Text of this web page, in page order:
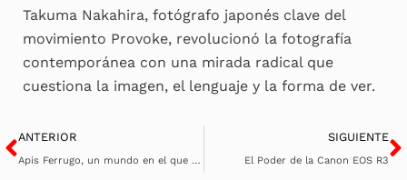
Takuma Nakahira, fotógrafo japonés clave del
movimiento Provoke, revolucionó la fotografía
contemporánea con una mirada radical que
cuestiona la imagen, el lenguaje y la forma de ver.
Ant
ANTERIOR
Apis Ferrugo, un mundo en el que la realidad se transforma – Ada Colocho
SIGUIENTE
El Poder de la Canon EOS R3